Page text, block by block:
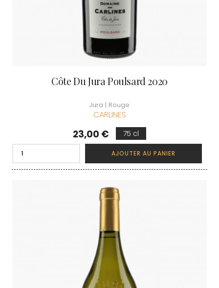
Côte Du Jura Poulsard 2020
Jura | Rouge
CARLINES
Prix
23,00 € 75 cl
AJOUTER AU PANIER